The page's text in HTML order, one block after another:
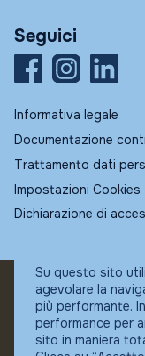
Seguici
Informativa legale
Documentazione
Trattamento dati
Impostazioni Cookies
Dichiarazione di
© Fundstore
Collocatore
Banca Ifigest SpA
P.Iva: 04337180485
Su questo sito
agevolare la
più performante.
performance per
sito in maniera